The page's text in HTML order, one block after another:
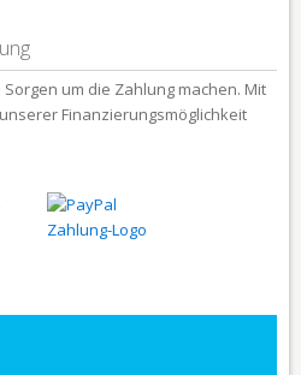
um die Zahlung machen. Mit
Finanzierungsmöglichkeit